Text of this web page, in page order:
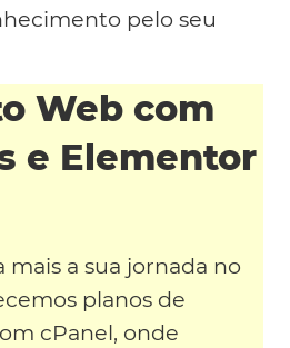
pelo seu
Web com
e Elementor
mais a sua jornada no
planos de
cPanel, onde